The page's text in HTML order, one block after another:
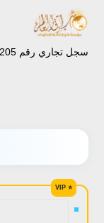
سجل تجاري رقم 1009094205